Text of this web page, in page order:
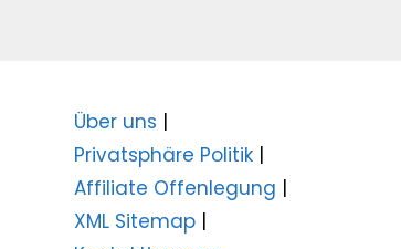
Über uns |
Privatsphäre Politik |
Affiliate Offenlegung |
XML Sitemap |